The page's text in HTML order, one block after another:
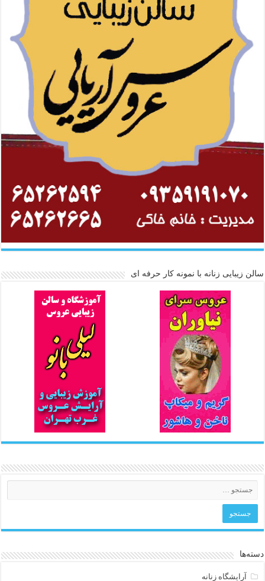
سالن زیبایی زنانه با نمونه کار حرفه ای
دسته‌ها
آرایشگاه زنانه